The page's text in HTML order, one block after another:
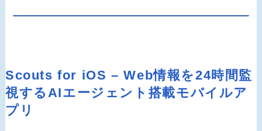
Scouts for iOS – Web情報を24時間監
視するAIエージェント搭載モバイルア
プリ